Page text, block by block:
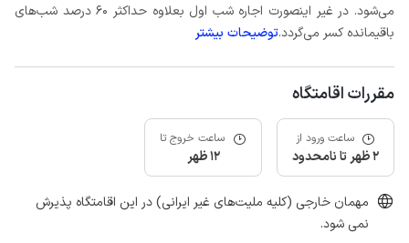
می‌شود. در غیر اینصورت اجاره شب اول بعلاوه حداکثر 60 درصد شب‌های
باقیمانده کسر می‌گردد.توضیحات بیشتر
مقررات اقامتگاه
ساعت ورود از
2 ظهر تا نامحدود
ساعت خروج تا
12 ظهر
مهمان خارجی (کلیه ملیت‌های غیر ایرانی) در این اقامتگاه پذیرش
نمی شود.